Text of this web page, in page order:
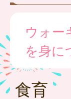
ウォー
を身に
食育